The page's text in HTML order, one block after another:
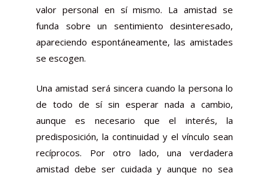
valor personal en sí mismo. La amistad se
funda sobre un sentimiento desinteresado,
apareciendo espontáneamente, las amistades
se escogen.
Una amistad será sincera cuando la persona lo
de todo de sí sin esperar nada a cambio,
aunque es necesario que el interés, la
predisposición, la continuidad y el vínculo sean
recíprocos. Por otro lado, una verdadera
amistad debe ser cuidada y aunque no sea